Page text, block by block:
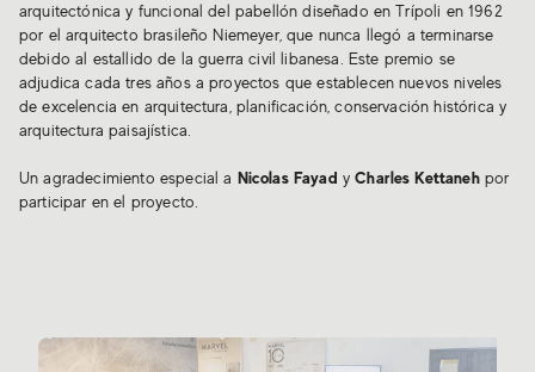
arquitectónica y funcional del pabellón diseñado en Trípoli en 1962
por el arquitecto brasileño Niemeyer, que nunca llegó a terminarse
debido al estallido de la guerra civil libanesa. Este premio se
adjudica cada tres años a proyectos que establecen nuevos niveles
de excelencia en arquitectura, planificación, conservación histórica y
arquitectura paisajística.
Un agradecimiento especial a Nicolas Fayad yCharles Kettaneh por
participar en el proyecto.